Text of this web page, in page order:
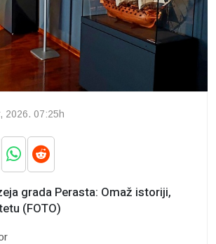
2026. 07:25h
grada Perasta: Omaž istoriji,
(FOTO)